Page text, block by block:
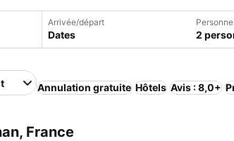
Arrivée/départ
Dates 2
Annulation gratuite Hôtels Avis : 8,0+
France